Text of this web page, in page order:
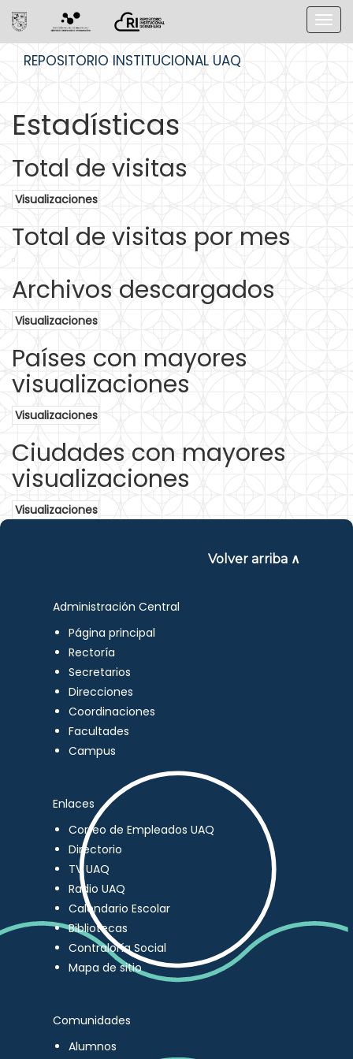
REPOSITORIO INSTITUCIONAL UAQ
Estadísticas
Total de visitas
Visualizaciones
Total de visitas por mes
Archivos descargados
Visualizaciones
Países con mayores
visualizaciones
Visualizaciones
Ciudades con mayores
visualizaciones
Visualizaciones
Volver arriba ∧
Administración Central
Página principal
Rectoría
Secretarios
Direcciones
Coordinaciones
Facultades
Campus
Enlaces
Correo de Empleados UAQ
Directorio
TV UAQ
Radio UAQ
Calendario Escolar
Bibliotecas
Contraloría Social
Mapa de sitio
Comunidades
Alumnos